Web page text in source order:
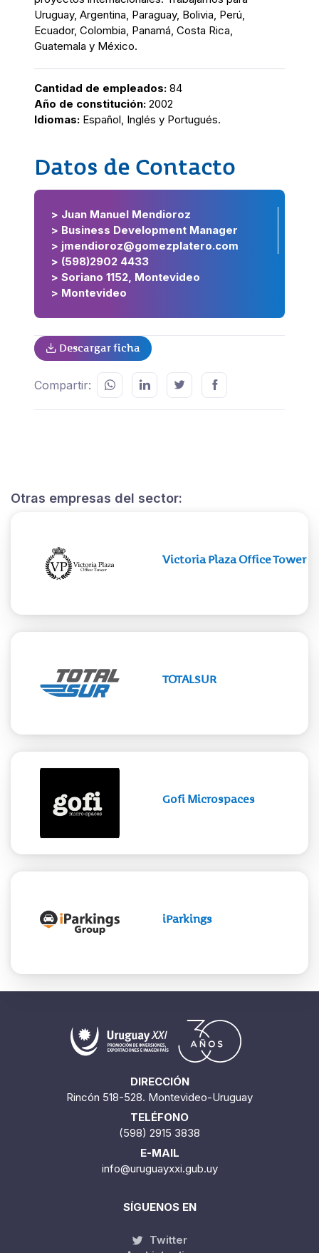
Otras empresas del sector:
Victoria Plaza Office Tower
TOTALSUR
Gofi Microspaces
iParkings
Uruguay, Argentina, Paraguay, Bolivia, Perú,
Ecuador, Colombia, Panamá, Costa Rica,
Guatemala y México.
Cantidad de empleados: 84
Año de constitución: 2002
Idiomas: Español, Inglés y Portugués.
Datos de Contacto
> Juan Manuel Mendioroz
> Business Development Manager
> jmendioroz@gomezplatero.com
> (598)2902 4433
> Soriano 1152, Montevideo
> Montevideo
Descargar ficha
Compartir:
DIRECCIÓN
Rincón 518-528. Montevideo-Uruguay
TELÉFONO
(598) 2915 3838
E-MAIL
info@uruguayxxi.gub.uy
SÍGUENOS EN
Twitter